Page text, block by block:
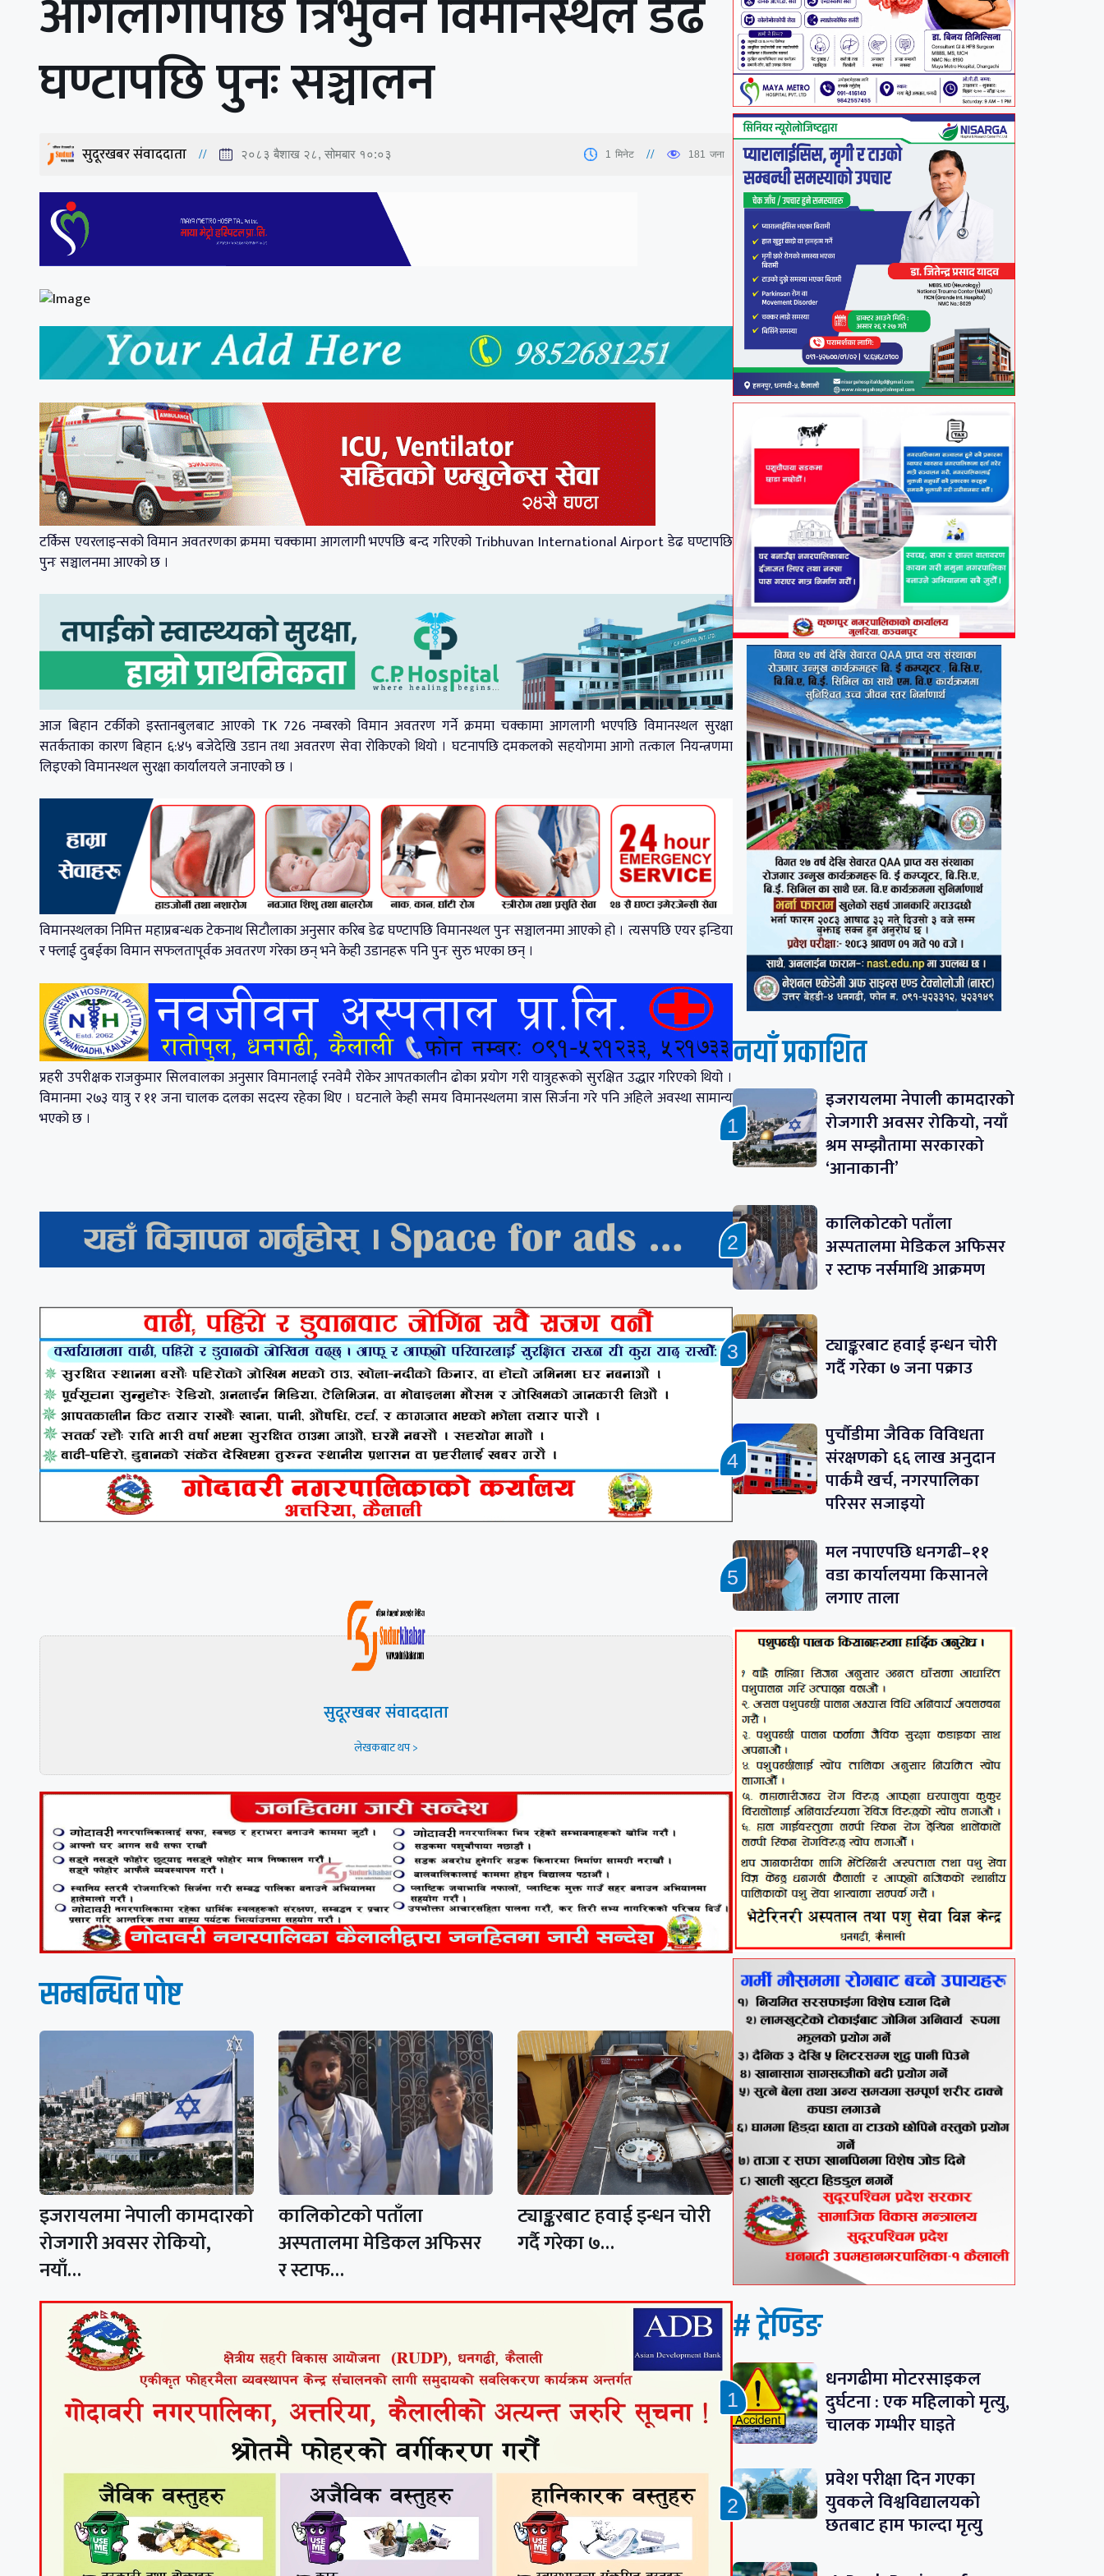
आगलागीपछि त्रिभुवन विमानस्थल डेढ
घण्टापछि पुनः सञ्चालन
सुदूरखबर संवाददाता २०८३ बैशाख २८, सोमबार १०:०३ 1 मिनेट 181 जना
टर्किस एयरलाइन्सको विमान अवतरणका क्रममा चक्कामा आगलागी भएपछि बन्द गरिएको Tribhuvan International Airport डेढ घण्टापछि
पुनः सञ्चालनमा आएको छ ।
आज बिहान टर्कीको इस्तानबुलबाट आएको TK 726 नम्बरको विमान अवतरण गर्ने क्रममा चक्कामा आगलागी भएपछि विमानस्थल सुरक्षा
सतर्कताका कारण बिहान ६:४५ बजेदेखि उडान तथा अवतरण सेवा रोकिएको थियो । घटनापछि दमकलको सहयोगमा आगो तत्काल नियन्त्रणमा
लिइएको विमानस्थल सुरक्षा कार्यालयले जनाएको छ ।
विमानस्थलका निमित्त महाप्रबन्धक टेकनाथ सिटौलाका अनुसार करिब डेढ घण्टापछि विमानस्थल पुनः सञ्चालनमा आएको हो । त्यसपछि एयर इन्डिया
र फ्लाई दुबईका विमान सफलतापूर्वक अवतरण गरेका छन् भने केही उडानहरू पनि पुनः सुरु भएका छन् ।
प्रहरी उपरीक्षक राजकुमार सिलवालका अनुसार विमानलाई रनवेमै रोकेर आपतकालीन ढोका प्रयोग गरी यात्रुहरूको सुरक्षित उद्धार गरिएको थियो ।
विमानमा २७३ यात्रु र ११ जना चालक दलका सदस्य रहेका थिए । घटनाले केही समय विमानस्थलमा त्रास सिर्जना गरे पनि अहिले अवस्था सामान्य
भएको छ ।
सुदूरखबर संवाददाता
लेखकबाट थप >
सम्बन्धित पाेष्ट
इजरायलमा नेपाली कामदारको
रोजगारी अवसर रोकियो,
नयाँ…
कालिकोटको पताँला
अस्पतालमा मेडिकल अफिसर
र स्टाफ…
ट्याङ्करबाट हवाई इन्धन चोरी
गर्दै गरेका ७…
नयाँ प्रकाशित
इजरायलमा नेपाली कामदारको
रोजगारी अवसर रोकियो, नयाँ
श्रम सम्झौतामा सरकारको
‘आनाकानी’
कालिकोटको पताँला
अस्पतालमा मेडिकल अफिसर
र स्टाफ नर्समाथि आक्रमण
ट्याङ्करबाट हवाई इन्धन चोरी
गर्दै गरेका ७ जना पक्राउ
पुर्चौडीमा जैविक विविधता
संरक्षणको ६६ लाख अनुदान
पार्कमै खर्च, नगरपालिका
परिसर सजाइयो
मल नपाएपछि धनगढी–११
वडा कार्यालयमा किसानले
लगाए ताला
# ट्रेण्डिङ
धनगढीमा मोटरसाइकल
दुर्घटना : एक महिलाको मृत्यु,
चालक गम्भीर घाइते
प्रवेश परीक्षा दिन गएका
युवकले विश्वविद्यालयको
छतबाट हाम फाल्दा मृत्यु